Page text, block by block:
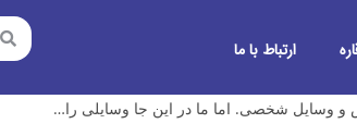
ارتباط با ما
وسایل شخصی. اما ما در این جا وسایلی را…